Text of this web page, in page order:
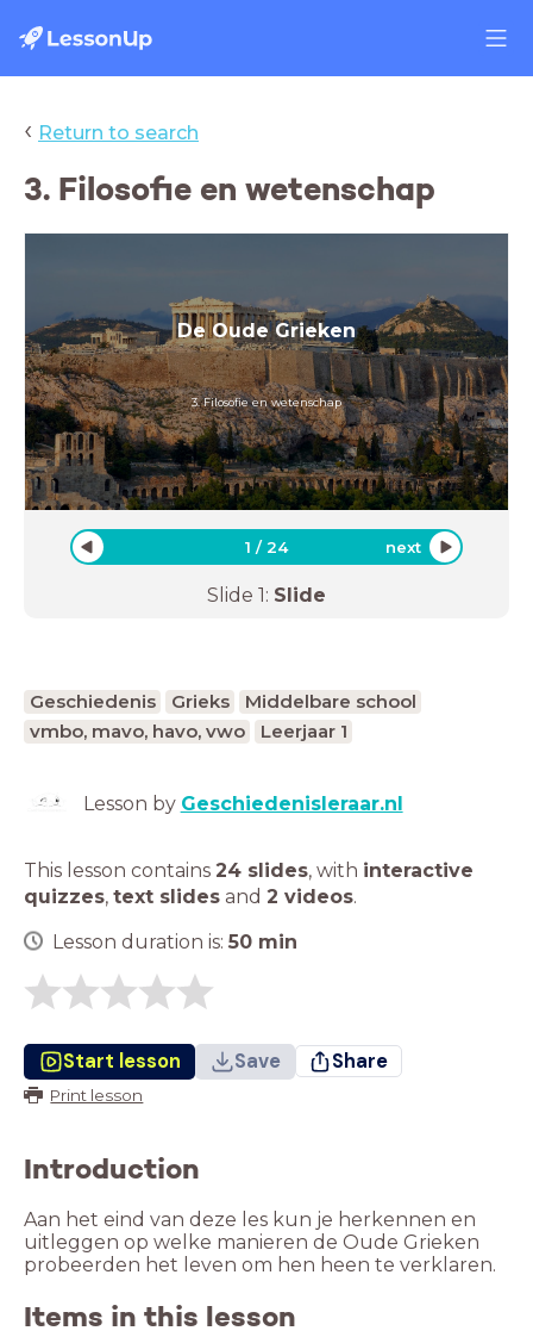
‹ Return to search
3. Filosofie en wetenschap
De Oude Grieken
3. Filosofie en wetenschap
1 /24 next
Slide 1: Slide
Geschiedenis Grieks
Middelbare school
vmbo, mavo, havo, vwo
Leerjaar 1
Lesson by Geschiedenisleraar.nl
This lesson contains 24 slides, with interactive
quizzes, text slides and 2 videos.
Lesson duration is: 50 min
Start lesson Save Share
Print lesson
Introduction
Aan het eind van deze les kun je herkennen en
uitleggen op welke manieren de Oude Grieken
probeerden het leven om hen heen te verklaren.
Items in this lesson